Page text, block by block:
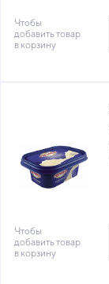
Чтобы
добавить товар
в корзину
Чтобы
добавить товар
в корзину